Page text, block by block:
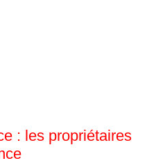
: les propriétaires